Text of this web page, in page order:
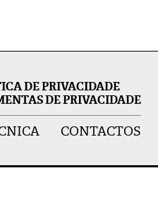
DE PRIVACIDADE
DE PRIVACIDADE
CONTACTOS